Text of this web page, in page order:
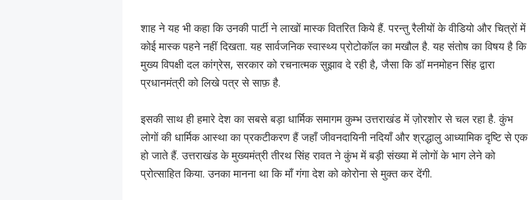
शाह ने यह भी कहा कि उनकी पार्टी ने लाखों मास्क वितरित किये हैं. परन्तु रैलीयों के वीडियो और चित्रों में
कोई मास्क पहने नहीं दिखता. यह सार्वजनिक स्वास्थ्य प्रोटोकॉल का मखौल है. यह संतोष का विषय है कि
मुख्य विपक्षी दल कांग्रेस, सरकार को रचनात्मक सुझाव दे रही है, जैसा कि डॉ मनमोहन सिंह द्वारा
प्रधानमंत्री को लिखे पत्र से साफ़ है.
इसकी साथ ही हमारे देश का सबसे बड़ा धार्मिक समागम कुम्भ उत्तराखंड में ज़ोरशोर से चल रहा है. कुंभ
लोगों की धार्मिक आस्था का प्रकटीकरण हैं जहाँ जीवनदायिनी नदियाँ और श्रद्धालु आध्यामिक दृष्टि से एक
हो जाते हैं. उत्तराखंड के मुख्यमंत्री तीरथ सिंह रावत ने कुंभ में बड़ी संख्या में लोगों के भाग लेने को
प्रोत्साहित किया. उनका मानना था कि माँ गंगा देश को कोरोना से मुक्त कर देंगी.